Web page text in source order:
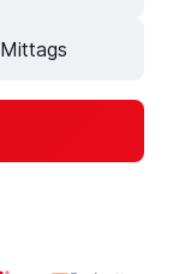
Mittags